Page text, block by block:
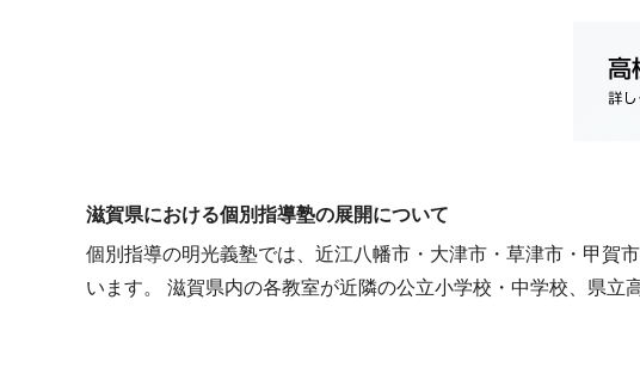
滋賀県における個別指導塾の展開について
個別指導の明光義塾では、近江八幡市・大津市・草津市・甲賀
います。 滋賀県内の各教室が近隣の公立小学校・中学校、県立